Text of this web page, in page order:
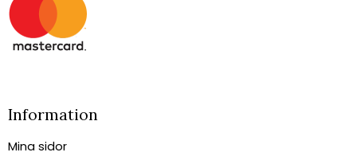
Information
Mina sidor